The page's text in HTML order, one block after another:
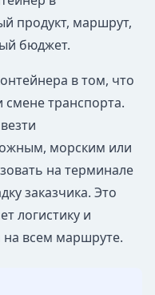
продукт, маршрут,
бюджет.
в том, что
смене транспорта.
морским или
на терминале
заказчика. Это
логистику и
на всем маршруте.